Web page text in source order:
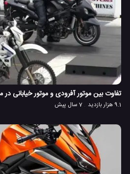
تفاوت بین موتور آفرودی و موتور خیابانی در
9.1 هزار بازدید 7 سال پیش